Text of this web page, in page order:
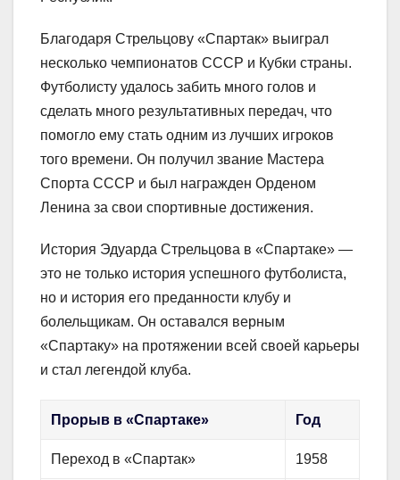
Благодаря Стрельцову «Спартак» выиграл
несколько чемпионатов СССР и Кубки страны.
Футболисту удалось забить много голов и
сделать много результативных передач, что
помогло ему стать одним из лучших игроков
того времени. Он получил звание Мастера
Спорта СССР и был награжден Орденом
Ленина за свои спортивные достижения.
История Эдуарда Стрельцова в «Спартаке» —
это не только история успешного футболиста,
но и история его преданности клубу и
болельщикам. Он оставался верным
«Спартаку» на протяжении всей своей карьеры
и стал легендой клуба.
Прорыв в «Спартаке» Год
Переход в «Спартак» 1958